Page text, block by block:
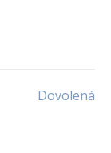
Dovolená